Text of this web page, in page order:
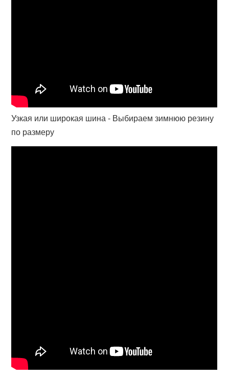
Узкая или широкая шина - Выбираем зимнюю резину
по размеру